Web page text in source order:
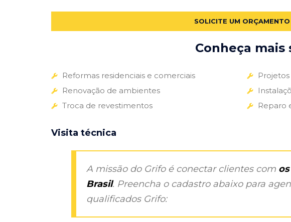
SOLICITE UM
Conheça
Reformas residenciais e comerciais
Renovação de ambientes
Troca de revestimentos
Reparo
Visita técnica
A missão do Grifo é conectar clientes com
Brasil. Preencha o cadastro abaixo para
qualificados Grifo: